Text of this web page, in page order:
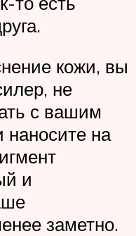
кожи, вы
не
с вашим
на
и
заметно.